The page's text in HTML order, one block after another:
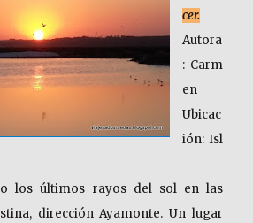
cer.
Autora
: Carm
en
Ubicac
ión: Isl
los últimos rayos del sol en las
dirección Ayamonte. Un lugar